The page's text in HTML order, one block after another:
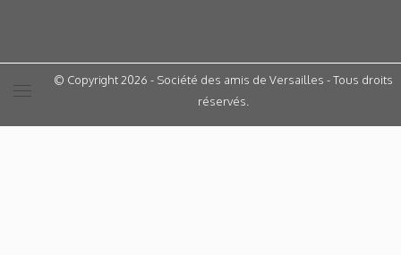
© Copyright 2026 - Société des amis de Versailles - Tous droits
réservés.